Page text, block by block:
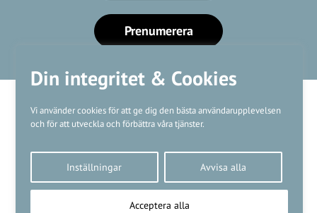
Din integritet & Cookies
Vi använder cookies för att ge dig den bästa användarupplevelsen
och för att utveckla och förbättra våra tjänster.
Inställningar Avvisa alla
Acceptera alla
Prenumerera
Kundtjänst